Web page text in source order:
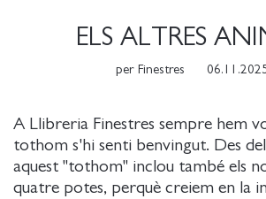
ELS ALTRES
per Finestres
A Llibreria Finestres sempre hem
tothom s'hi senti benvingut. Des
aquest "tothom" inclou també els
quatre potes, perquè creiem en la